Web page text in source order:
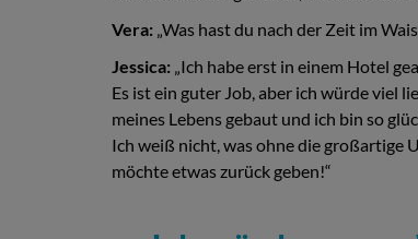
Vera: „Was hast du nach der Zeit im
Jessica: „Ich habe erst in einem Hotel
Es ist ein guter Job, aber ich würde viel
meines Lebens gebaut und ich bin so
Ich weiß nicht, was ohne die großartige
möchte etwas zurück geben!“